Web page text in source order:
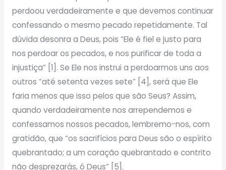
perdoou verdadeiramente e que devemos continuar
confessando o mesmo pecado repetidamente. Tal
dúvida desonra a Deus, pois “Ele é fiel e justo para
nos perdoar os pecados, e nos purificar de toda a
injustiça” [1]. Se Ele nos instrui a perdoarmos uns aos
outros “até setenta vezes sete” [4], será que Ele
faria menos que isso pelos que são Seus? Assim,
quando verdadeiramente nos arrependemos e
confessamos nossos pecados, lembremo-nos, com
gratidão, que “os sacrifícios para Deus são o espírito
quebrantado; a um coração quebrantado e contrito
não desprezarás, ó Deus” [5].